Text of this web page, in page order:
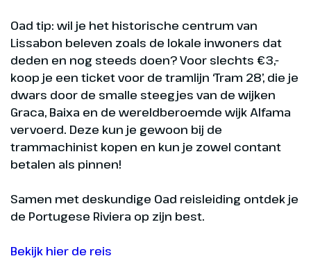
Oad tip: wil je het historische centrum van
Lissabon beleven zoals de lokale inwoners dat
deden en nog steeds doen? Voor slechts €3,-
koop je een ticket voor de tramlijn ‘Tram 28’, die je
dwars door de smalle steegjes van de wijken
Graca, Baixa en de wereldberoemde wijk Alfama
vervoerd. Deze kun je gewoon bij de
trammachinist kopen en kun je zowel contant
betalen als pinnen!
Samen met deskundige Oad reisleiding ontdek je
de Portugese Riviera op zijn best.
Bekijk hier de reis